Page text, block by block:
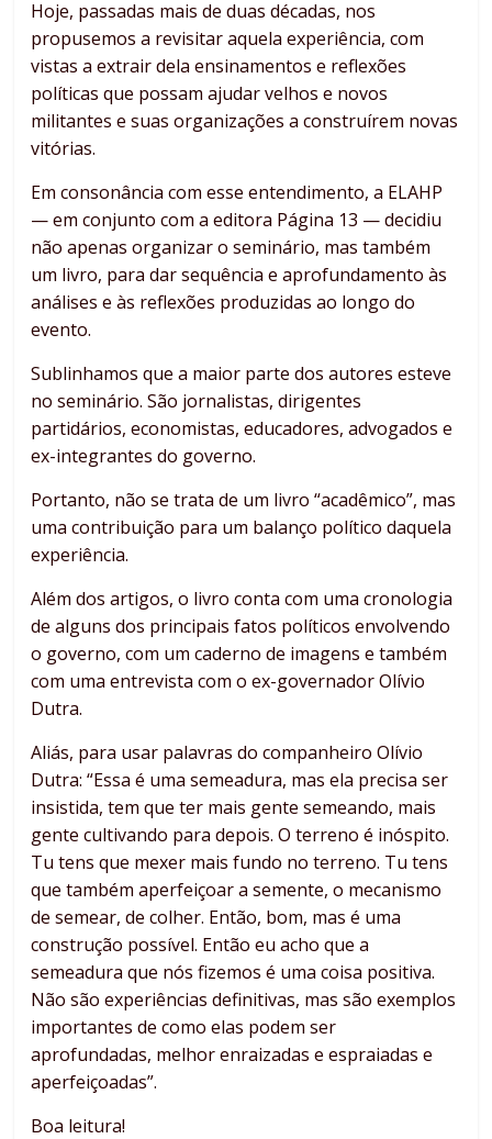
Hoje, passadas mais de duas décadas, nos
propusemos a revisitar aquela experiência, com
vistas a extrair dela ensinamentos e reflexões
políticas que possam ajudar velhos e novos
militantes e suas organizações a construírem novas
vitórias.
Em consonância com esse entendimento, a ELAHP
— em conjunto com a editora Página 13 — decidiu
não apenas organizar o seminário, mas também
um livro, para dar sequência e aprofundamento às
análises e às reflexões produzidas ao longo do
evento.
Sublinhamos que a maior parte dos autores esteve
no seminário. São jornalistas, dirigentes
partidários, economistas, educadores, advogados e
ex-integrantes do governo.
Portanto, não se trata de um livro “acadêmico”, mas
uma contribuição para um balanço político daquela
experiência.
Além dos artigos, o livro conta com uma cronologia
de alguns dos principais fatos políticos envolvendo
o governo, com um caderno de imagens e também
com uma entrevista com o ex-governador Olívio
Dutra.
Aliás, para usar palavras do companheiro Olívio
Dutra: “Essa é uma semeadura, mas ela precisa ser
insistida, tem que ter mais gente semeando, mais
gente cultivando para depois. O terreno é inóspito.
Tu tens que mexer mais fundo no terreno. Tu tens
que também aperfeiçoar a semente, o mecanismo
de semear, de colher. Então, bom, mas é uma
construção possível. Então eu acho que a
semeadura que nós fizemos é uma coisa positiva.
Não são experiências definitivas, mas são exemplos
importantes de como elas podem ser
aprofundadas, melhor enraizadas e espraiadas e
aperfeiçoadas”.
Boa leitura!